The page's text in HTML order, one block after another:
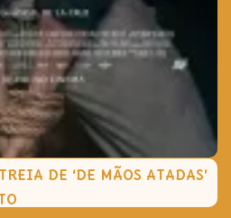
DE ‘DE MÃOS ATADAS’